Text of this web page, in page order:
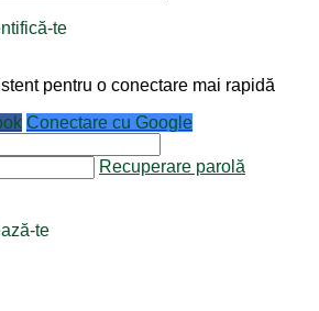
te
pentru o conectare mai rapidă
Conectare cu Google
Recuperare parolă
te